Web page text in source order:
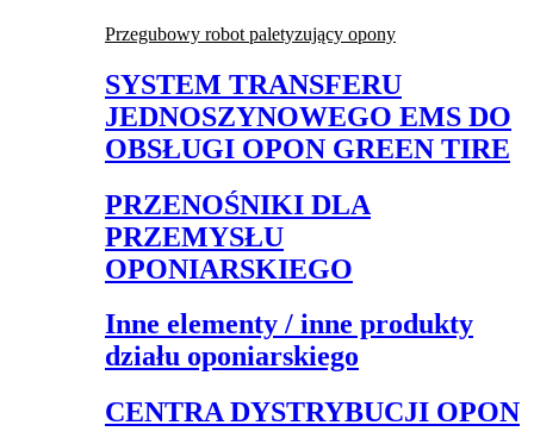
Przegubowy robot paletyzujący opony
SYSTEM TRANSFERU
JEDNOSZYNOWEGO EMS DO
OBSŁUGI OPON GREEN TIRE
PRZENOŚNIKI DLA
PRZEMYSŁU
OPONIARSKIEGO
Inne elementy / inne produkty
działu oponiarskiego
CENTRA DYSTRYBUCJI OPON